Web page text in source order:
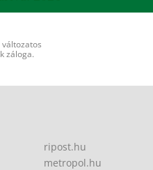
záloga.
ripost.hu
metropol.hu